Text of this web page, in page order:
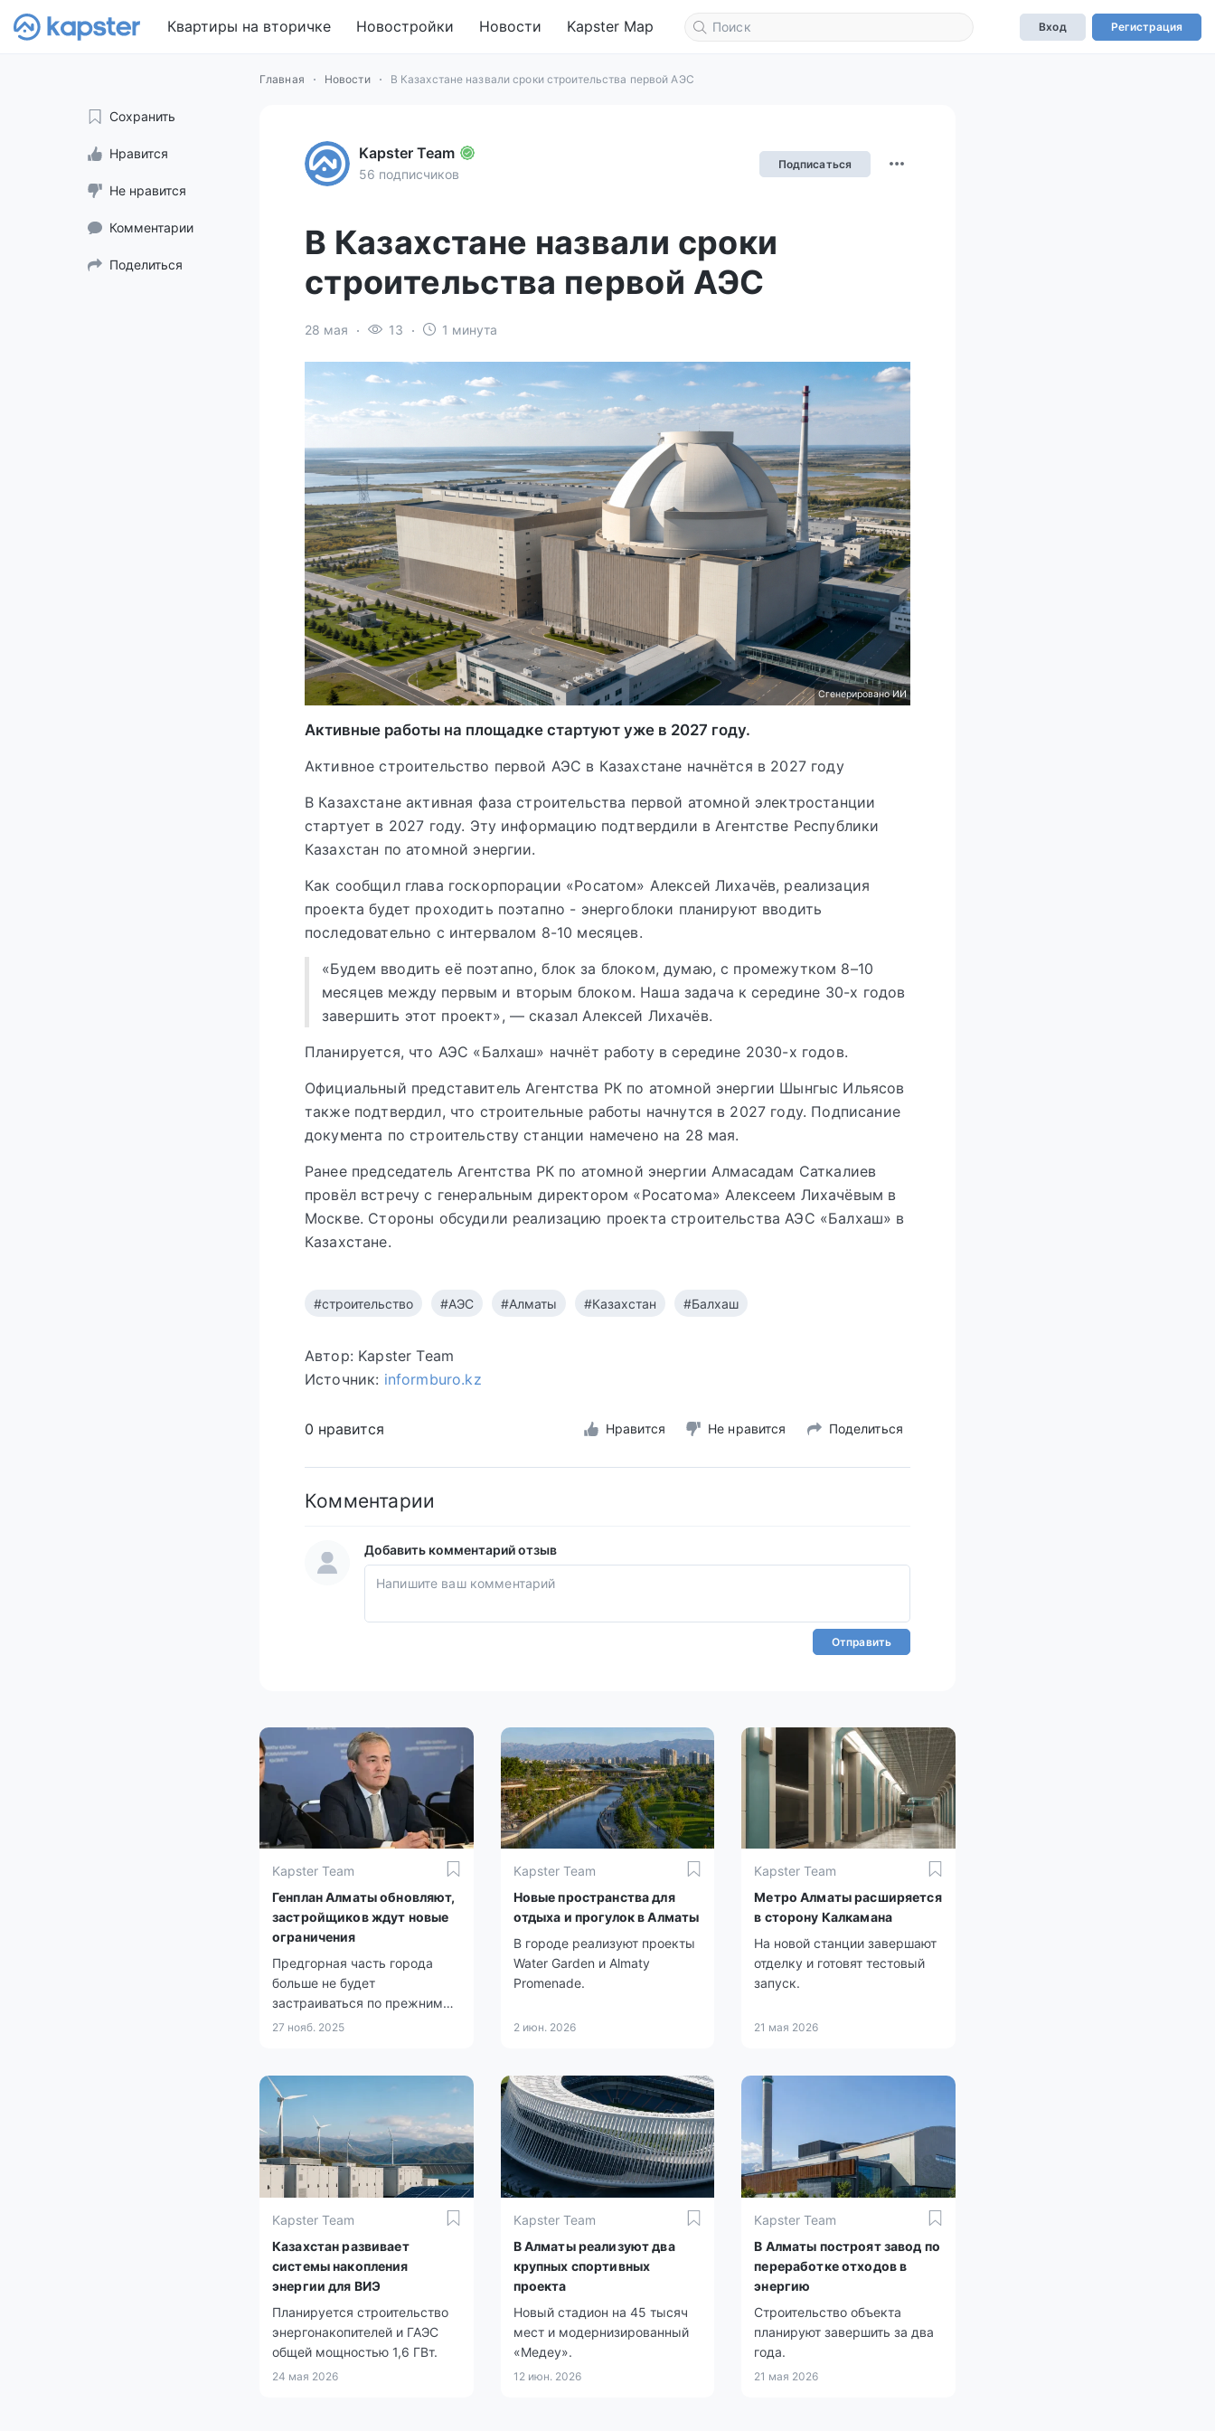
Квартиры на вторичке Новостройки Новости Kapster Map Вход Регистрация
Главная Новости В Казахстане назвали сроки строительства первой АЭС
Сохранить
Нравится
Не нравится
Комментарии
Поделиться
Kapster Team
56 подписчиков
Подписаться
В Казахстане назвали сроки
строительства первой АЭС
28 мая 13 1 минута
Cгенерировано ИИ
Активные работы на площадке стартуют уже в 2027 году.
Активное строительство первой АЭС в Казахстане начнётся в 2027 году
В Казахстане активная фаза строительства первой атомной электростанции
стартует в 2027 году. Эту информацию подтвердили в Агентстве Республики
Казахстан по атомной энергии.
Как сообщил глава госкорпорации «Росатом» Алексей Лихачёв, реализация
проекта будет проходить поэтапно - энергоблоки планируют вводить
последовательно с интервалом 8-10 месяцев.
«Будем вводить её поэтапно, блок за блоком, думаю, с промежутком 8–10
месяцев между первым и вторым блоком. Наша задача к середине 30-х годов
завершить этот проект», — сказал Алексей Лихачёв.
Планируется, что АЭС «Балхаш» начнёт работу в середине 2030-х годов.
Официальный представитель Агентства РК по атомной энергии Шынгыс Ильясов
также подтвердил, что строительные работы начнутся в 2027 году. Подписание
документа по строительству станции намечено на 28 мая.
Ранее председатель Агентства РК по атомной энергии Алмасадам Саткалиев
провёл встречу с генеральным директором «Росатома» Алексеем Лихачёвым в
Москве. Стороны обсудили реализацию проекта строительства АЭС «Балхаш» в
Казахстане.
#строительство #АЭС #Алматы #Казахстан #Балхаш
Автор: Kapster Team
Источник: informburo.kz
0 нравится Нравится Не нравится Поделиться
Комментарии
Добавить комментарий отзыв
Отправить
Kapster Team
Генплан Алматы обновляют,
застройщиков ждут новые
ограничения
Предгорная часть города
больше не будет
застраиваться по прежним
нормам.
27 нояб. 2025
Kapster Team
Новые пространства для
отдыха и прогулок в Алматы
В городе реализуют проекты
Water Garden и Almaty
Promenade.
2 июн. 2026
Kapster Team
Метро Алматы расширяется
в сторону Калкамана
На новой станции завершают
отделку и готовят тестовый
запуск.
21 мая 2026
Kapster Team
Казахстан развивает
системы накопления
энергии для ВИЭ
Планируется строительство
энергонакопителей и ГАЭС
общей мощностью 1,6 ГВт.
24 мая 2026
Kapster Team
В Алматы реализуют два
крупных спортивных
проекта
Новый стадион на 45 тысяч
мест и модернизированный
«Медеу».
12 июн. 2026
Kapster Team
В Алматы построят завод по
переработке отходов в
энергию
Строительство объекта
планируют завершить за два
года.
21 мая 2026